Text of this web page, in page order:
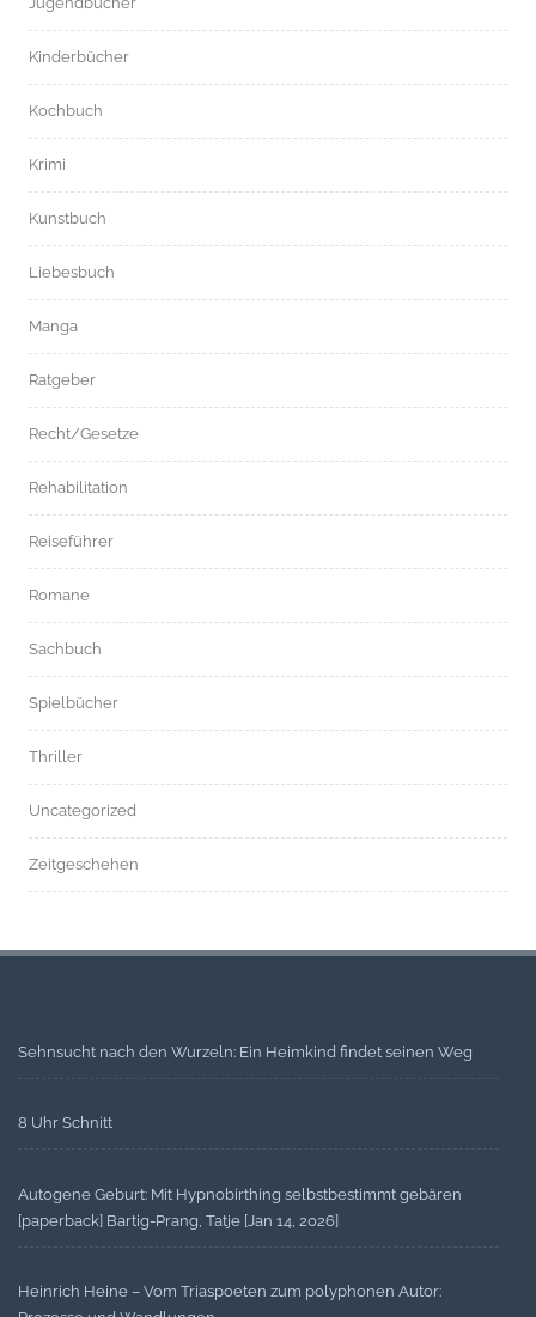
Kinderbücher
Kochbuch
Krimi
Kunstbuch
Liebesbuch
Manga
Ratgeber
Recht/Gesetze
Rehabilitation
Reiseführer
Romane
Sachbuch
Spielbücher
Thriller
Uncategorized
Zeitgeschehen
Sehnsucht nach den Wurzeln: Ein Heimkind findet seinen Weg
8 Uhr Schnitt
Autogene Geburt: Mit Hypnobirthing selbstbestimmt gebären
[paperback] Bartig-Prang, Tatje [Jan 14, 2026]
Heinrich Heine – Vom Triaspoeten zum polyphonen Autor: